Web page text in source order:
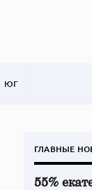
ЮГ
ГЛАВНЫЕ
55%